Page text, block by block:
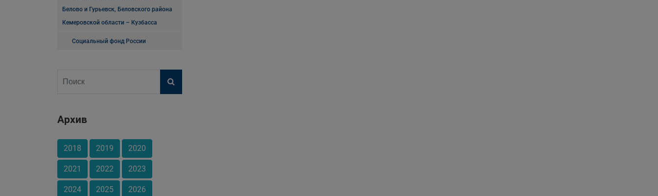
Белово и Гурьевск, Беловского района
Кемеровской области – Кузбасса
Социальный фонд России
Архив
2018 2019 2020
2021 2022 2023
2024 2025 2026